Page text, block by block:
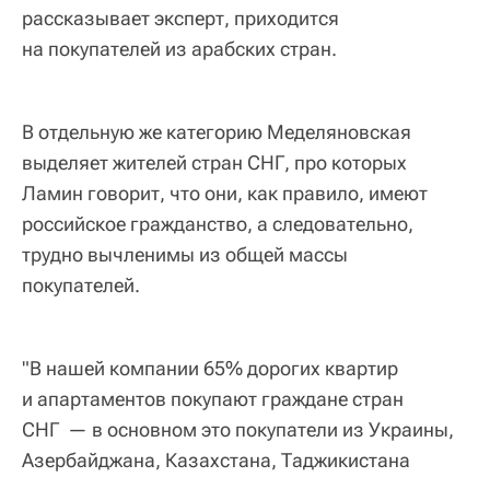
рассказывает эксперт, приходится
на покупателей из арабских стран.
В отдельную же категорию Меделяновская
выделяет жителей стран СНГ, про которых
Ламин говорит, что они, как правило, имеют
российское гражданство, а следовательно,
трудно вычленимы из общей массы
покупателей.
"В нашей компании 65% дорогих квартир
и апартаментов покупают граждане стран
СНГ — в основном это покупатели из Украины,
Азербайджана, Казахстана, Таджикистана